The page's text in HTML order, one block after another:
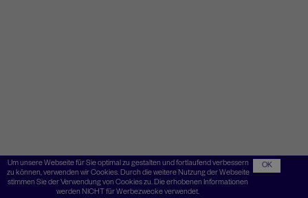
Um unsere Webseite für Sie optimal zu gestalten und fortlaufend verbessern
zu können, verwenden wir Cookies. Durch die weitere Nutzung der Webseite
stimmen Sie der Verwendung von Cookies zu. Die erhobenen Informationen
werden NICHT für Werbezwecke verwendet.
OK